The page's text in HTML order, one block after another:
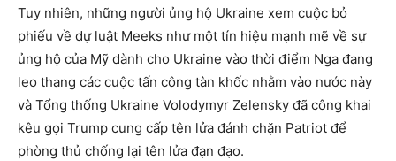
Tuy nhiên, những người ủng hộ Ukraine xem cuộc bỏ
phiếu về dự luật Meeks như một tín hiệu mạnh mẽ về sự
ủng hộ của Mỹ dành cho Ukraine vào thời điểm Nga đang
leo thang các cuộc tấn công tàn khốc nhằm vào nước này
và Tổng thống Ukraine Volodymyr Zelensky đã công khai
kêu gọi Trump cung cấp tên lửa đánh chặn Patriot để
phòng thủ chống lại tên lửa đạn đạo.